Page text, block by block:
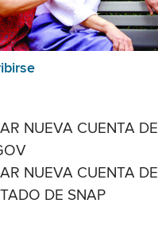
NUEVA CUENTA DE
NUEVA CUENTA DE
DE SNAP